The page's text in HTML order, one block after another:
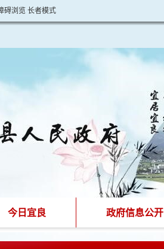
碍浏览长者模式
今日宜良 政府信息公开